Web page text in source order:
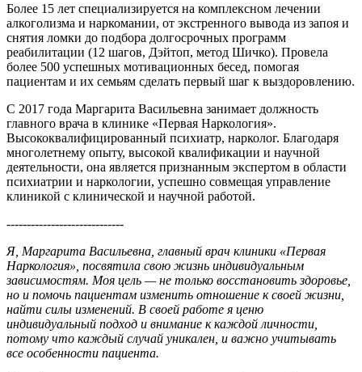
Более 15 лет специализируется на комплексном лечении
алкоголизма и наркомании, от экстренного вывода из запоя и
снятия ломки до подбора долгосрочных программ
реабилитации (12 шагов, Дэйтоп, метод Шичко). Провела
более 500 успешных мотивационных бесед, помогая
пациентам и их семьям сделать первый шаг к выздоровлению.
С 2017 года Маргарита Васильевна занимает должность
главного врача в клинике «Первая Наркология».
Высококвалифицированный психиатр, нарколог. Благодаря
многолетнему опыту, высокой квалификации и научной
деятельности, она является признанным экспертом в области
психиатрии и наркологии, успешно совмещая управление
клиникой с клинической и научной работой.
-----------------------------
Я, Маргарита Васильевна, главный врач клиники «Первая
Наркология», посвятила свою жизнь индивидуальным
зависимостям. Моя цель — не только восстановить здоровье,
но и помочь пациентам изменить отношение к своей жизни,
найти силы изменений. В своей работе я ценю
индивидуальный подход и внимание к каждой личности,
потому что каждый случай уникален, и важно учитывать
все особенности пациента.